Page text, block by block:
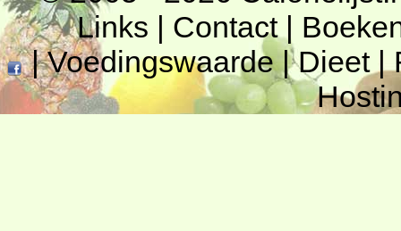
Links | Contact|
|Voedingswaarde|Dieet|